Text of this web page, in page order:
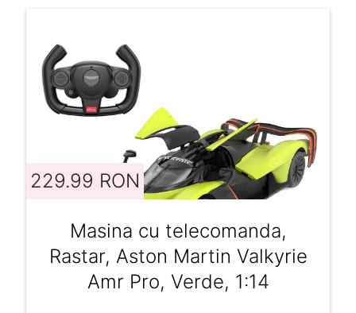
229.99 RON
Masina cu telecomanda,
Rastar, Aston Martin Valkyrie
Amr Pro, Verde, 1:14